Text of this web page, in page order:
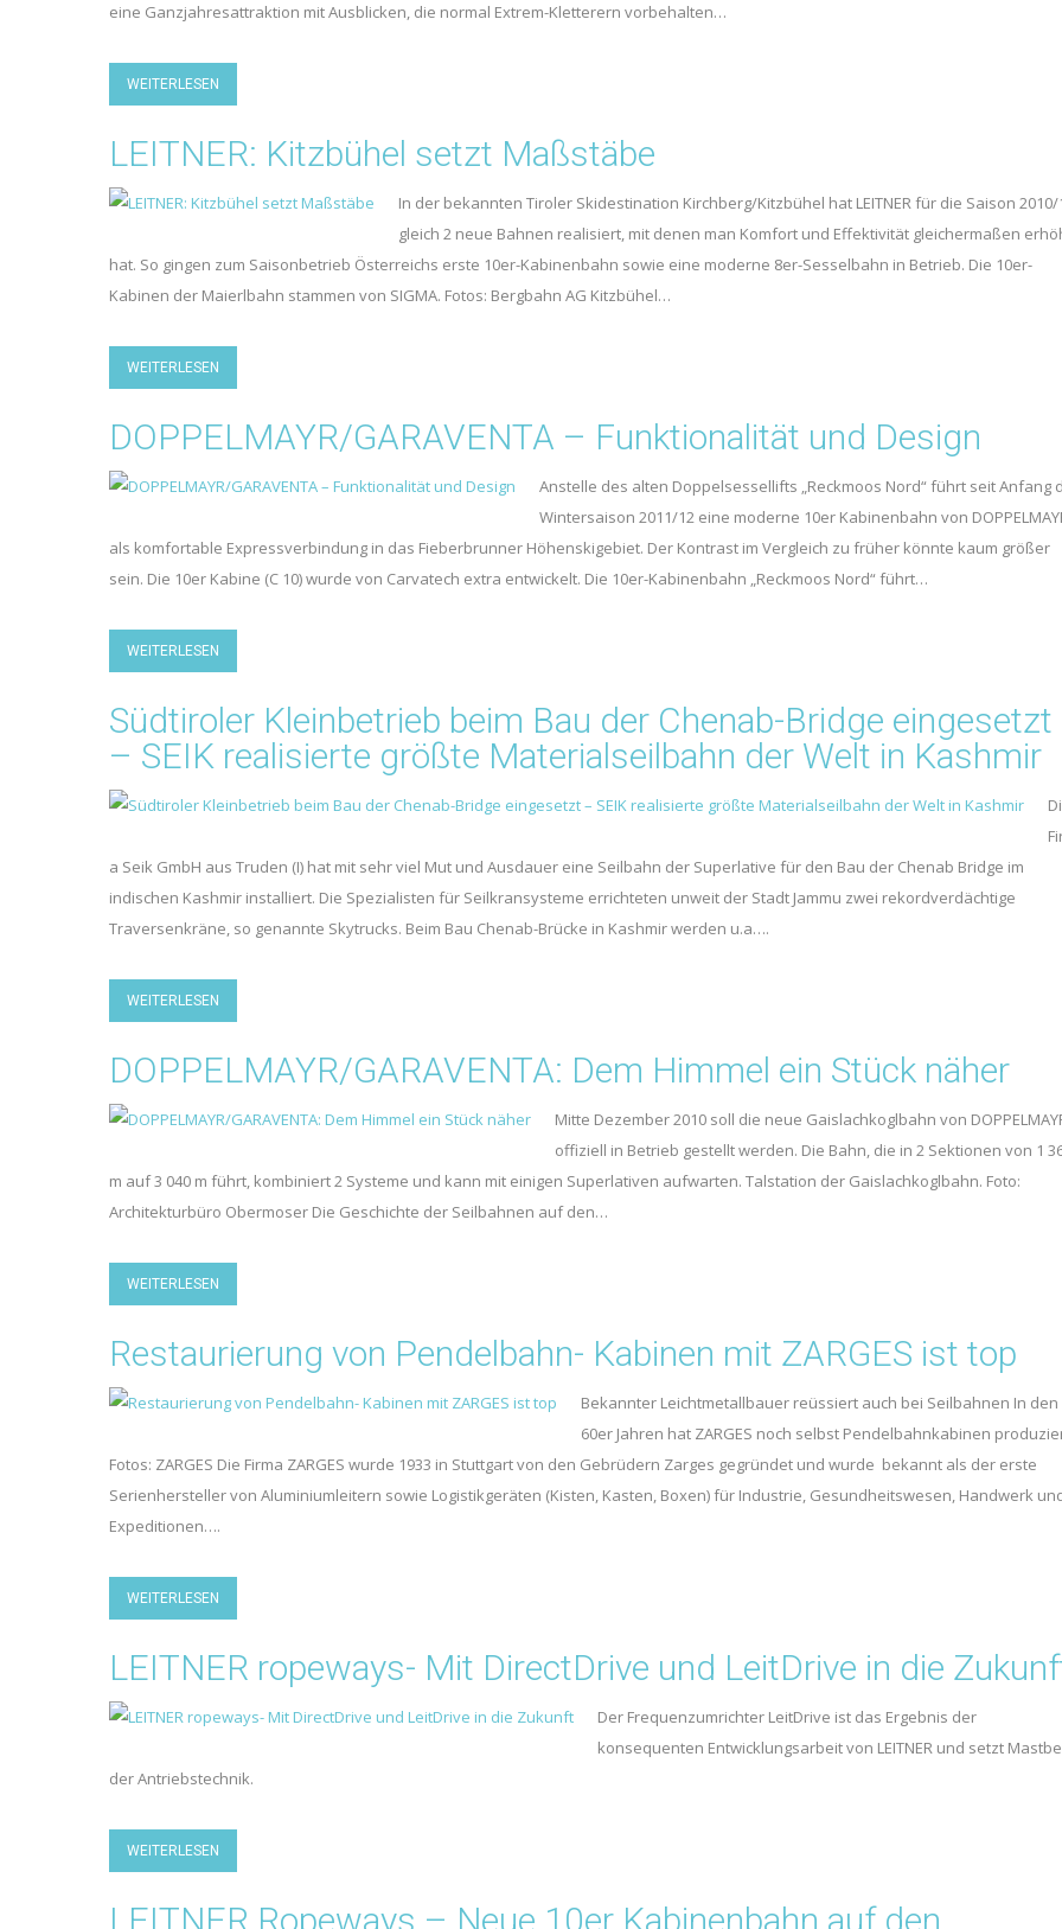
eine Ganzjahresattraktion mit Ausblicken, die normal Extrem-Kletterern vorbehalten…
WEITERLESEN
LEITNER: Kitzbühel setzt Maßstäbe
In der bekannten Tiroler Skidestination Kirchberg/Kitzbühel hat LEITNER für die Saison 2010/
gleich 2 neue Bahnen realisiert, mit denen man Komfort und Effektivität gleichermaßen
hat. So gingen zum Saisonbetrieb Österreichs erste 10er-Kabinenbahn sowie eine moderne 8er-Sesselbahn in Betrieb. Die 10er-
Kabinen der Maierlbahn stammen von SIGMA. Fotos: Bergbahn AG Kitzbühel…
WEITERLESEN
DOPPELMAYR/GARAVENTA – Funktionalität und Design
Anstelle des alten Doppelsessellifts „Reckmoos Nord“ führt seit Anfang
Wintersaison 2011/12 eine moderne 10er Kabinenbahn von
als komfortable Expressverbindung in das Fieberbrunner Höhenskigebiet. Der Kontrast im Vergleich zu früher könnte kaum größer
sein. Die 10er Kabine (C 10) wurde von Carvatech extra entwickelt. Die 10er-Kabinenbahn „Reckmoos Nord“ führt…
WEITERLESEN
Südtiroler Kleinbetrieb beim Bau der Chenab-Bridge eingesetzt
– SEIK realisierte größte Materialseilbahn der Welt in Kashmir
a Seik GmbH aus Truden (I) hat mit sehr viel Mut und Ausdauer eine Seilbahn der Superlative für den Bau der Chenab Bridge im
indischen Kashmir installiert. Die Spezialisten für Seilkransysteme errichteten unweit der Stadt Jammu zwei rekordverdächtige
Traversenkräne, so genannte Skytrucks. Beim Bau Chenab-Brücke in Kashmir werden u.a….
WEITERLESEN
DOPPELMAYR/GARAVENTA: Dem Himmel ein Stück näher
Mitte Dezember 2010 soll die neue Gaislachkoglbahn von
offiziell in Betrieb gestellt werden. Die Bahn, die in 2 Sektionen von 1
m auf 3 040 m führt, kombiniert 2 Systeme und kann mit einigen Superlativen aufwarten. Talstation der Gaislachkoglbahn. Foto:
Architekturbüro Obermoser Die Geschichte der Seilbahnen auf den…
WEITERLESEN
Restaurierung von Pendelbahn- Kabinen mit ZARGES ist top
Bekannter Leichtmetallbauer reüssiert auch bei Seilbahnen In den
60er Jahren hat ZARGES noch selbst Pendelbahnkabinen
Fotos: ZARGES Die Firma ZARGES wurde 1933 in Stuttgart von den Gebrüdern Zarges gegründet und wurde bekannt als der erste
Serienhersteller von Aluminiumleitern sowie Logistikgeräten (Kisten, Kasten, Boxen) für Industrie, Gesundheitswesen, Handwerk
Expeditionen….
WEITERLESEN
LEITNER ropeways- Mit DirectDrive und LeitDrive in die
Der Frequenzumrichter LeitDrive ist das Ergebnis der
konsequenten Entwicklungsarbeit von LEITNER und setzt
der Antriebstechnik.
WEITERLESEN
LEITNER Ropeways – Neue 10er Kabinenbahn auf den